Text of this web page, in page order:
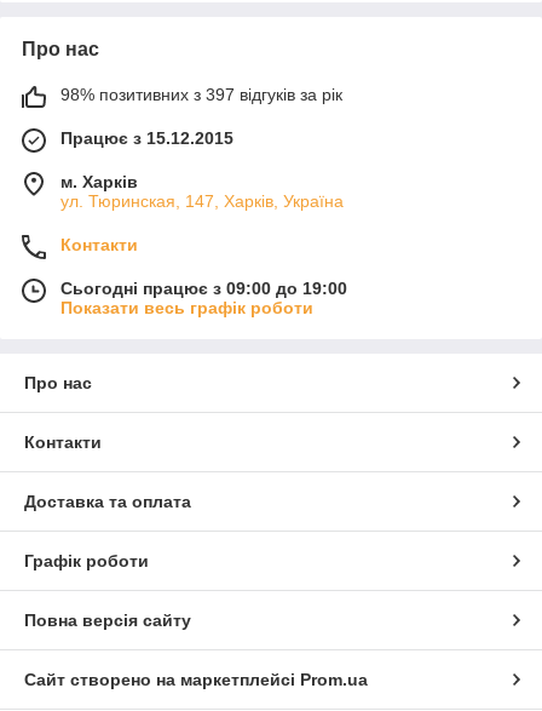
Про нас
98% позитивних з 397 відгуків за рік
Працює з 15.12.2015
м. Харків
ул. Тюринская, 147, Харків, Україна
Контакти
Сьогодні працює з 09:00 до 19:00
Показати весь графік роботи
Про нас
Контакти
Доставка та оплата
Графік роботи
Повна версія сайту
Сайт створено на маркетплейсі Prom.ua